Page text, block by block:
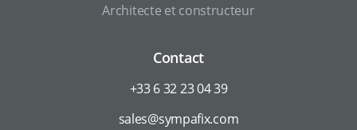
Architecte et constructeur
Contact
+33 6 32 23 04 39
sales@sympafix.com